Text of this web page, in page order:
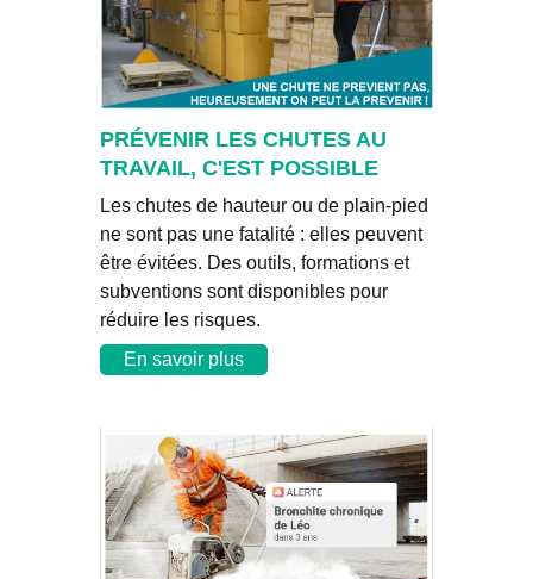
PRÉVENIR LES CHUTES AU
TRAVAIL, C'EST POSSIBLE
Les chutes de hauteur ou de plain-pied
ne sont pas une fatalité : elles peuvent
être évitées. Des outils, formations et
subventions sont disponibles pour
réduire les risques.
En savoir plus